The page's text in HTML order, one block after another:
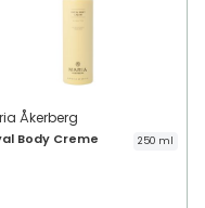
Åkerberg
Body Creme 250 ml